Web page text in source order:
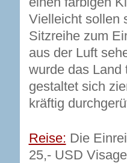
Vielleicht sollen
Sitzreihe zum
aus der Luft
wurde das Land
gestaltet sich
kräftig
Reise: Die
25,- USD